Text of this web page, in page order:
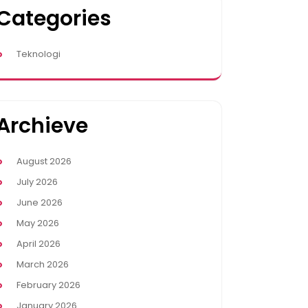
Teknologi
August 2026
July 2026
June 2026
May 2026
April 2026
March 2026
February 2026